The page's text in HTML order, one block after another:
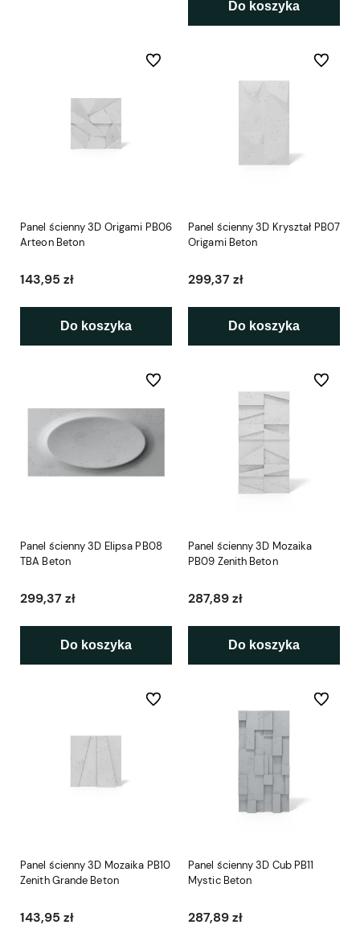
Do koszyka
Panel ścienny 3D Origami PB06
Arteon Beton
143,95 zł
Do koszyka
Do ulubionych
Panel ścienny 3D Kryształ PB07
Origami Beton
299,37 zł
Do koszyka
Do
Panel ścienny 3D Elipsa PB08
TBA Beton
299,37 zł
Do koszyka
Do ulubionych
Panel ścienny 3D Mozaika
PB09 Zenith Beton
287,89 zł
Do koszyka
Do
Panel ścienny 3D Mozaika PB10
Zenith Grande Beton
143,95 zł
Do ulubionych
Panel ścienny 3D Cub PB11
Mystic Beton
287,89 zł
Do